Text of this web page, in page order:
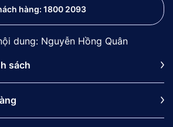
hàng: 1800 2093
dung: Nguyễn Hồng Quân
sách